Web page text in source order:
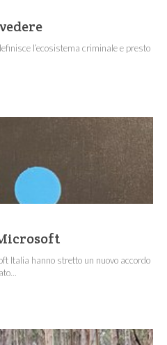
l’ecosistema criminale e presto
Italia hanno stretto un nuovo accordo